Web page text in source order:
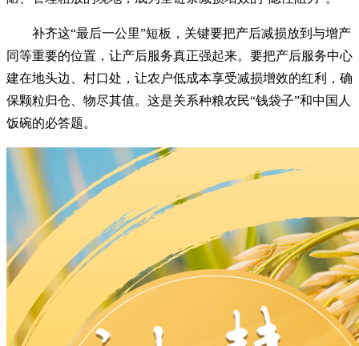
补齐这“最后一公里”短板，关键要把产后减损放到与增产
同等重要的位置，让产后服务真正强起来。要把产后服务中心
建在地头边、村口处，让农户低成本享受减损增效的红利，确
保颗粒归仓、物尽其值。这是关系种粮农民“钱袋子”和中国人
饭碗的必答题。